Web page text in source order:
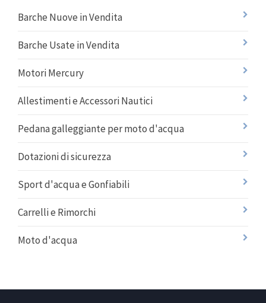
Barche Nuove in Vendita
Barche Usate in Vendita
Motori Mercury
Allestimenti e Accessori Nautici
Pedana galleggiante per moto d'acqua
Dotazioni di sicurezza
Sport d'acqua e Gonfiabili
Carrelli e Rimorchi
Moto d'acqua